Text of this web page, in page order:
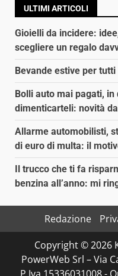
ULTIMI ARTICOLI
Gioielli da incidere:
scegliere un regalo
Bevande estive per
Bolli auto mai pagati, in
dimenticarteli: novità
Allarme automobilisti,
di euro di multa: il
Il trucco che ti fa
benzina all’anno: mi
Redazione
Copyright © 2026
PowerWeb Srl – Via